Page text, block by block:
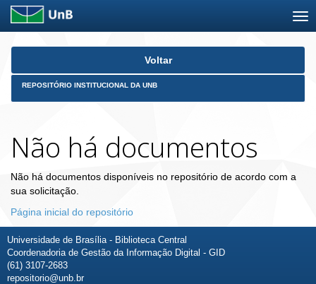
Skip
Voltar
REPOSITÓRIO INSTITUCIONAL DA UNB
Não há documentos
Não há documentos disponíveis no repositório de acordo com a
sua solicitação.
Página inicial do repositório
Universidade de Brasília - Biblioteca Central
Coordenadoria de Gestão da Informação Digital - GID
(61) 3107-2683
repositorio@unb.br